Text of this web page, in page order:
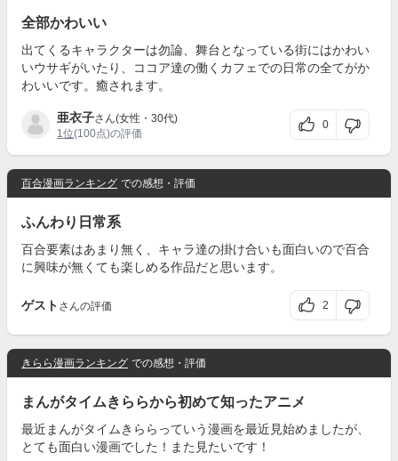
全部かわいい
出てくるキャラクターは勿論、舞台となっている街にはかわい
いウサギがいたり、ココア達の働くカフェでの日常の全てがか
わいいです。癒されます。
亜衣子さん(女性・30代)
1位(100点)の評価
0
百合漫画ランキング での感想・評価
ふんわり日常系
百合要素はあまり無く、キャラ達の掛け合いも面白いので百合
に興味が無くても楽しめる作品だと思います。
ゲスト さんの評価 2
きらら漫画ランキング での感想・評価
まんがタイムきららから初めて知ったアニメ
最近まんがタイムきららっていう漫画を最近見始めましたが、
とても面白い漫画でした！また見たいです！